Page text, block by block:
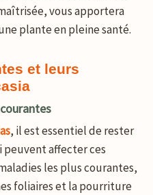
vous apportera
plante en pleine santé.
et leurs
, il est essentiel de rester
peuvent affecter ces
les plus courantes,
foliaires et la pourriture